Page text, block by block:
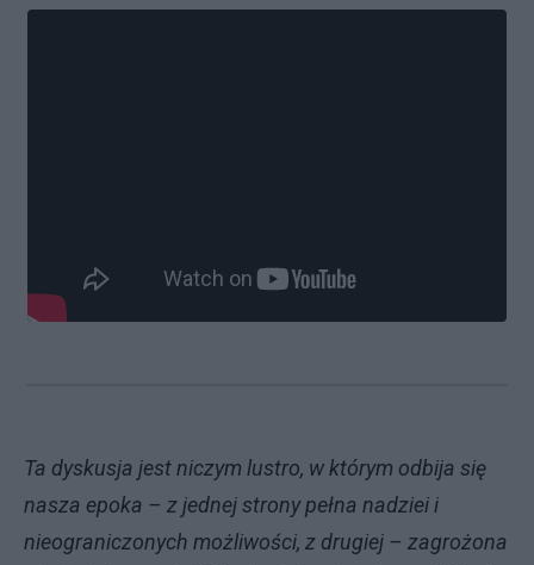
Ta dyskusja jest niczym lustro, w którym odbija się
nasza epoka – z jednej strony pełna nadziei i
nieograniczonych możliwości, z drugiej – zagrożona